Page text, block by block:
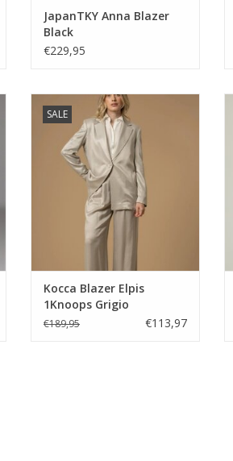
JapanTKY Anna Blazer
Black
€229,95
SALE
Kocca Blazer Elpis 1Knoops
Grigio
TOEVOEGEN AAN WINKELWAGEN
Kocca Blazer Elpis
1Knoops Grigio
€189,95 €113,97